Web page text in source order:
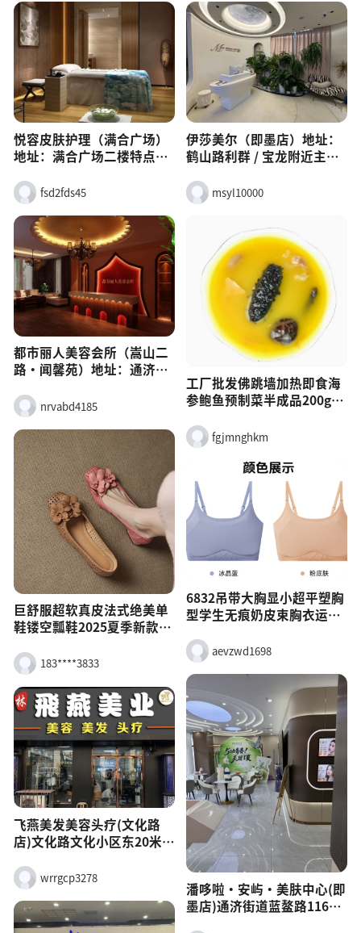
人携程即墨串门烧烤必点：
烤大油边、秘制排骨串、烤
鳗鳞鱼、海肠捞饭携程特
点：食材新鲜、无隔夜肉、
口味稳定携程适合：老同学
聚会、朋友深夜撸串
悦容皮肤护理（满合广场）
地址：满合广场二楼特点：
馨
fsd2fds45
都市丽人美容会所（嵩山二
路・闻馨苑）地址：通济街
小区广场 7 号楼门头房电
话：13165094193主营：面
部护理、身体 SPA、养生调
理、美甲美睫商圈：市中
心，近广泰大厦 / 文峰路
nrvabd4185
巨舒服超软真皮法式绝美单
鞋镂空瓢鞋2025夏季新款粗
183****3833
飞燕美发美容头疗(文化路
店)文化路文化小区东20米路
wrrgcp3278
多、大排档风，适合 10–30
人聚会携程即墨任家烧烤必
点：烤羊尾（青岛独一
份）、烤扇贝柱、烤鳗鱼、
砂锅煲携程优惠：富克斯店
29.9 代 50、小龙虾9.9 元 /
斤适合：公司聚餐、家庭大
聚会、朋友撸串喝酒
伊莎美尔（即墨店）地址：
鹤山路利群 / 宝龙附近主
（26 年老店）团购：清洁补
水 68–98 元
msyl10000
工厂批发佛跳墙加热即食海
参鲍鱼预制菜半成品200g酒
fgjmnghkm
6832吊带大胸显小超平塑胸
型学生无痕奶皮束胸衣运动
aevzwd1698
潘哆啦·安屿·美肤中心(即
墨店)通济街道蓝鳌路1169